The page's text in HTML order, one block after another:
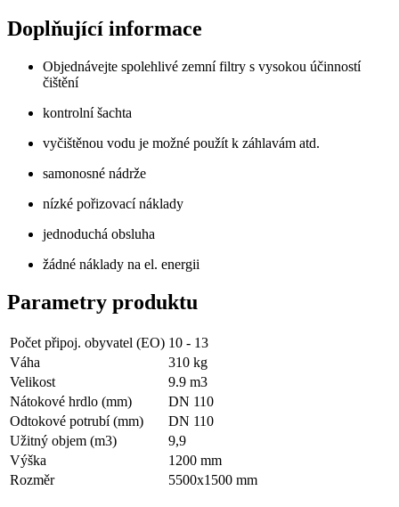
Doplňující informace
Objednávejte spolehlivé zemní filtry s vysokou účinností
čištění
kontrolní šachta
vyčištěnou vodu je možné použít k záhlavám atd.
samonosné nádrže
nízké pořizovací náklady
jednoduchá obsluha
žádné náklady na el. energii
Parametry produktu
Počet připoj. obyvatel (EO) 10 - 13
Váha
310 kg
Velikost
9.9 m3
Nátokové hrdlo (mm)
DN 110
Odtokové potrubí (mm)
DN 110
Užitný objem (m3)
9,9
Výška
1200 mm
Rozměr
5500x1500 mm